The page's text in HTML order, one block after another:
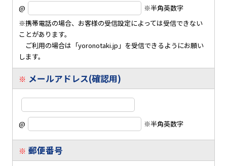
@
※半角英数字
※携帯電話の場合、お客様の受信設定によっては受信できない
ことがあります。
ご利用の場合は「yoronotaki.jp」を受信できるようにお願い
します。
※ メールアドレス(確認用)
@ ※半角英数字
※ 郵便番号